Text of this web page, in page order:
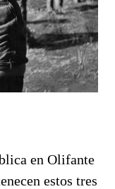
en Olifante
estos tres